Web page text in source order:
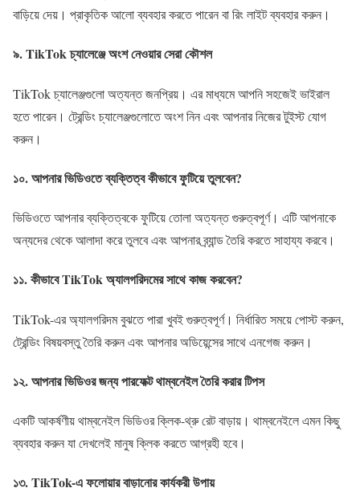
বাড়িয়ে দেয়। প্রাকৃতিক আলো ব্যবহার করতে পারেন বা রিং লাইট ব্যবহার করুন।
৯.TikTok চ্যালেঞ্জে অংশ নেওয়ার সেরা কৌশল
TikTok চ্যালেঞ্জগুলো অত্যন্ত জনপ্রিয়। এর মাধ্যমে আপনি সহজেই ভাইরাল
হতে পারেন। ট্রেন্ডিং চ্যালেঞ্জগুলোতে অংশ নিন এবং আপনার নিজের টুইস্ট যোগ
করুন।
১০.আপনার ভিডিওতে ব্যক্তিত্ব কীভাবে ফুটিয়ে তুলবেন?
ভিডিওতে আপনার ব্যক্তিত্বকে ফুটিয়ে তোলা অত্যন্ত গুরুত্বপূর্ণ। এটি আপনাকে
অন্যদের থেকে আলাদা করে তুলবে এবং আপনার ব্র্যান্ড তৈরি করতে সাহায্য করবে।
১১.কীভাবে TikTok অ্যালগরিদমের সাথে কাজ করবেন?
TikTok-এর অ্যালগরিদম বুঝতে পারা খুবই গুরুত্বপূর্ণ। নির্ধারিত সময়ে পোস্ট করুন,
ট্রেন্ডিং বিষয়বস্তু তৈরি করুন এবং আপনার অডিয়েন্সের সাথে এনগেজ করুন।
১২.আপনার ভিডিওর জন্য পারফেক্ট থাম্বনেইল তৈরি করার টিপস
একটি আকর্ষণীয় থাম্বনেইল ভিডিওর ক্লিক-থ্রু রেট বাড়ায়। থাম্বনেইলে এমন কিছু
ব্যবহার করুন যা দেখলেই মানুষ ক্লিক করতে আগ্রহী হবে।
১৩.TikTok-এ ফলোয়ার বাড়ানোর কার্যকরী উপায়